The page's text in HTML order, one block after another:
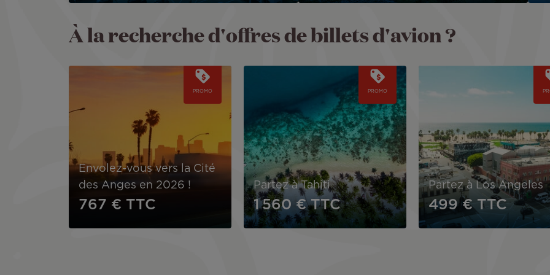
À la recherche d'offres de billets d'avion ?
PROMO
Envolez-vous vers la Cité
des Anges en 2026 !
767 € TTC
PROMO
Partez à Tahiti
1 560 € TTC
Partez à Los Angeles
499 € TTC